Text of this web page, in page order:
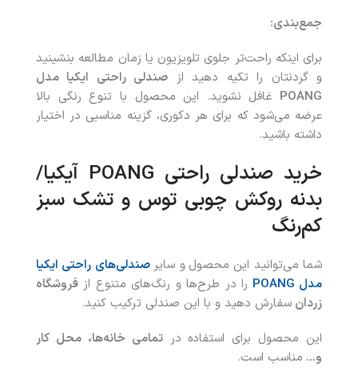
جمع‌بندی:
برای اینکه راحت‌تر جلوی تلویزیون یا زمان مطالعه بنشینید
و گردنتان را تکیه دهید از صندلی راحتی ایکیا مدل
POANG غافل نشوید. این محصول با تنوع رنگی بالا
عرضه می‌شود که برای هر دکوری، گزینه مناسبی در اختیار
داشته باشید.
خرید صندلی راحتی POANG آیکیا/
بدنه روکش چوبی توس و تشک سبز
کم‌رنگ
شما می‌توانید این محصول و سایر صندلی‌های راحتی ایکیا
مدل POANG
را در طرح‌ها و رنگ‌های متنوع از فروشگاه
زردان سفارش دهید و با این صندلی ترکیب کنید.
این محصول برای استفاده درتمامی خانه‌ها، محل کار
و… مناسب است.